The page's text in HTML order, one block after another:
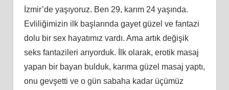
zmir’deyaşıyoruz. Ben 29, karım 24 yaşında.
Evliliğimizin ilk başlarında gayet güzel ve fantazi
dolu bir sex hayatımız vardı. Ama artık değişik
seks fantazileri arıyorduk. İ
lkolarak, erotik masaj
yapan bir bayan bulduk, karıma güzel masaj yaptı,
onu gevşetti ve o gün sabaha kadar üçümüz